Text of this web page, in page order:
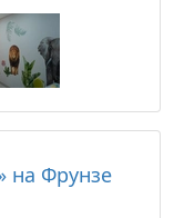
на Фрунзе